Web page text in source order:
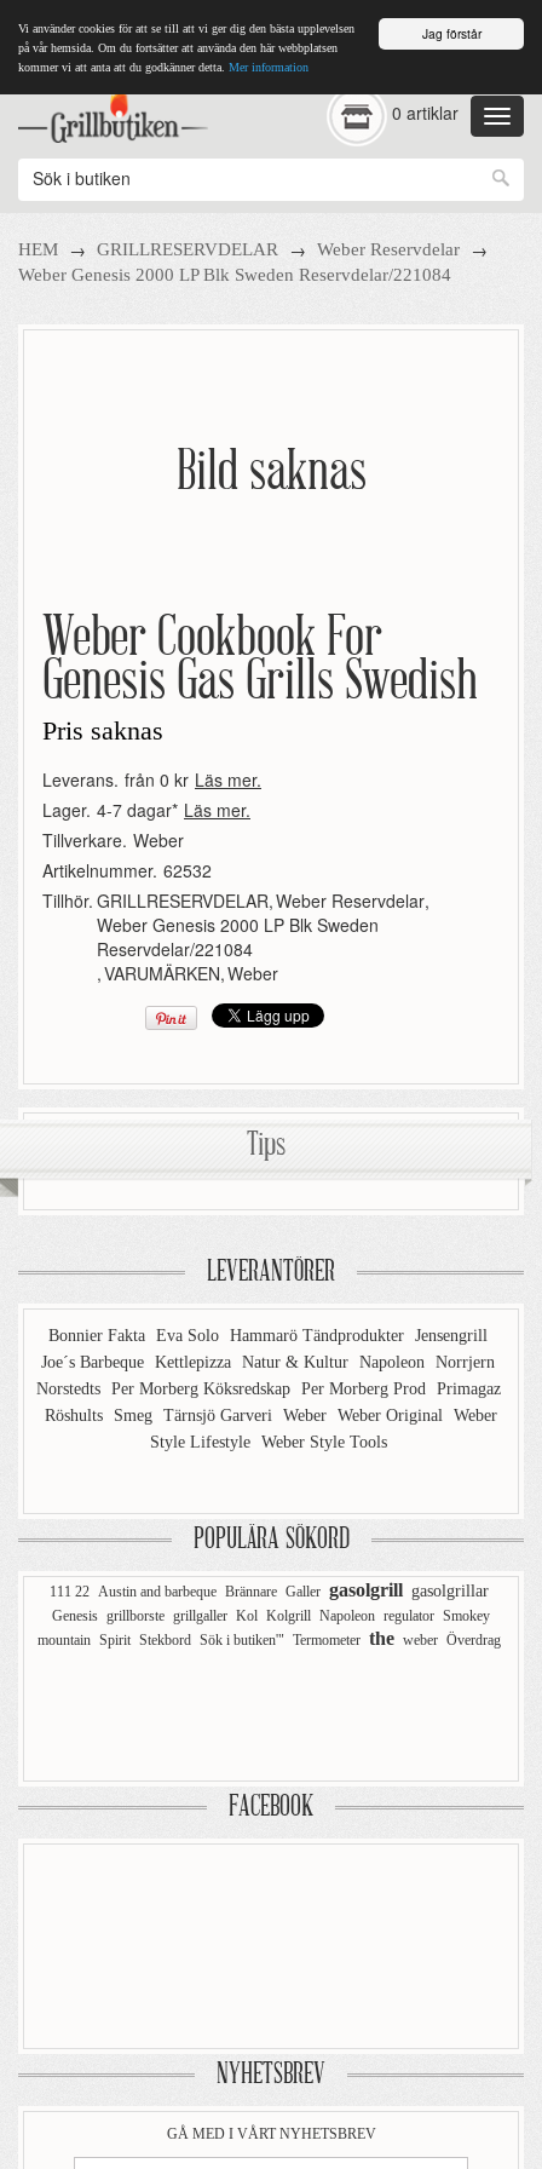
Jag förstår
Vi använder cookies för att se till att vi ger dig den bästa upplevelsen
på vår hemsida. Om du fortsätter att använda den här webbplatsen
kommer vi att anta att du godkänner detta. Mer information
0 artiklar
HEM → GRILLRESERVDELAR → Weber Reservdelar →
Weber Genesis 2000 LP Blk Sweden Reservdelar/221084
Bild saknas
Weber Cookbook For
Genesis Gas Grills Swedish
Pris saknas
Leverans. från 0 kr Läs mer.
Lager. 4-7 dagar* Läs mer.
Tillverkare. Weber
Artikelnummer. 62532
Tillhör. GRILLRESERVDELAR,Weber Reservdelar,
Weber Genesis 2000 LP Blk Sweden
Reservdelar/221084
,VARUMÄRKEN,Weber
Tips
LEVERANTÖRER
Bonnier Fakta Eva Solo Hammarö Tändprodukter Jensengrill
Joe´s Barbeque Kettlepizza Natur & Kultur Napoleon Norrjern
Norstedts Per Morberg Köksredskap Per Morberg Prod Primagaz
Röshults
Smeg Tärnsjö Garveri Weber Weber Original Weber
Style Lifestyle Weber Style Tools
POPULÄRA SÖKORD
111 22 Austin and barbeque Brännare Galler gasolgrill gasolgrillar
Genesis grillborste grillgaller Kol Kolgrill Napoleon regulator Smokey
mountain Spirit Stekbord Sök i butiken'" Termometer the weber Överdrag
FACEBOOK
NYHETSBREV
GÅ MED I VÅRT NYHETSBREV